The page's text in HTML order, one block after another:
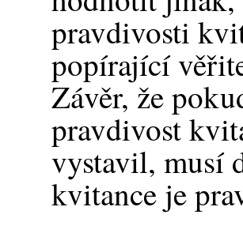
pravdivosti
popírající
Závěr, že
pravdivost
vystavil, musí
kvitance je